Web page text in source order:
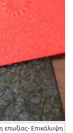
επωξίας· Επικάλυψη